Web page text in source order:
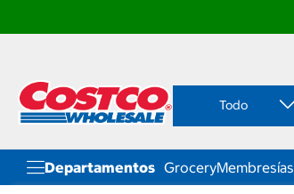
contenido
menú
navegación
Todo
Departamentos GroceryMembresías